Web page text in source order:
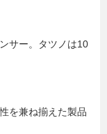
サー。タツノは10
を兼ね揃えた製品